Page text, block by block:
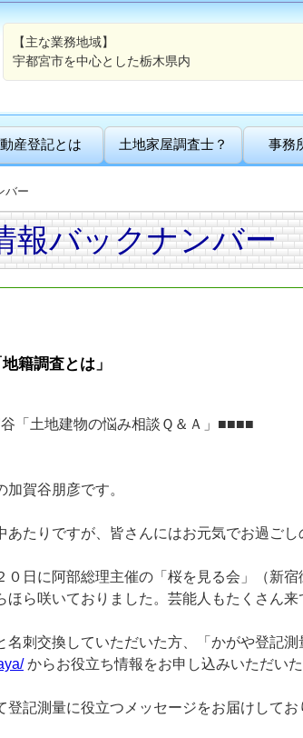
【主な業務地域】
宇都宮市を中心とした栃木県内
産登記とは 土地家屋調査士？ 事務
バー
報バックナンバー
籍調査とは」
「土地建物の悩み相談Ｑ＆Ａ」■■■■
賀谷朋彦です。
あたりですが、皆さんにはお元気でお過ご
０日に阿部総理主催の「桜を見る会」（新
ほら咲いておりました。芸能人もたくさん
名刺交換していただいた方、「かがや登記測
からお役立ち情報をお申し込みいただい
登記測量に役立つメッセージをお届けしてお